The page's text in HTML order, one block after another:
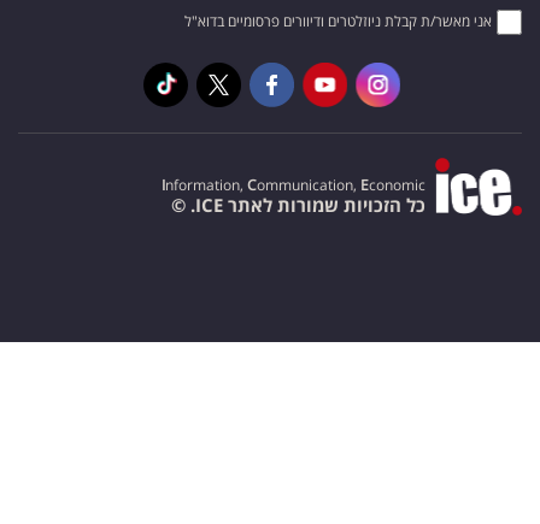
אני מאשר/ת קבלת ניוזלטרים ודיוורים פרסומיים בדוא"ל
Information, Communication, Economic
כל הזכויות שמורות לאתר ICE. ©